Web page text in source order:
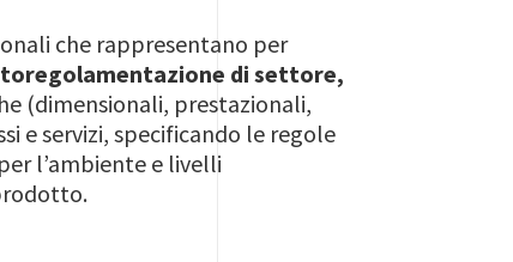
che rappresentano per
di settore,
(dimensionali, prestazionali,
e servizi, specificando le regole
l’ambiente e livelli